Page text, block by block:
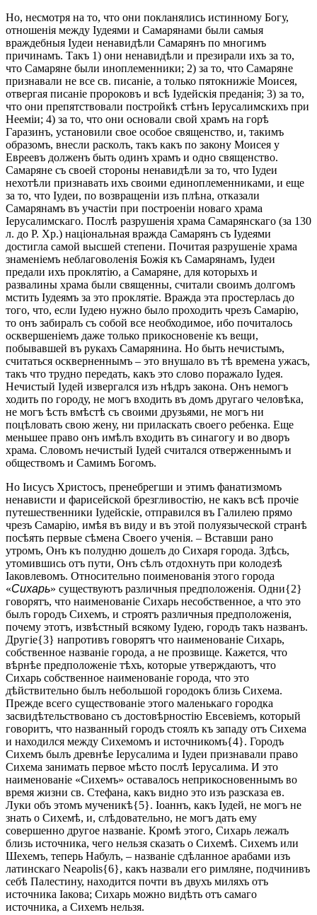
Но, несмотря на то, что они покланялись истинному Богу,
отношенія между Іудеями и Самарянами были самыя
враждебныя Іудеи ненавидѣли Самарянъ по многимъ
причинамъ. Такъ 1) они ненавидѣли и презирали ихъ за то,
что Самаряне были иноплеменники; 2) за то, что Самаряне
признавали не все св. писаніе, а только пятокнижіе Моисея,
отвергая писаніе пророковъ и всѣ Іудейскія преданія; 3) за то,
что они препятствовали постройкѣ стѣнъ Іерусалимскихъ при
Нееміи; 4) за то, что они основали свой храмъ на горѣ
Гаразинъ, установили свое особое священство, и, такимъ
образомъ, внесли расколъ, такъ какъ по закону Моисея у
Евреевъ долженъ быть одинъ храмъ и одно священство.
Самаряне съ своей стороны ненавидѣли за то, что Іудеи
нехотѣли признавать ихъ своими единоплеменниками, и еще
за то, что Іудеи, по возвращеніи изъ плѣна, отказали
Самарянамъ въ участіи при построеніи новаго храма
Іерусалимскаго. Послѣ разрушенія храма Самарянскаго (за 130
л. до Р. Хр.) національная вражда Самарянъ съ Іудеями
достигла самой высшей степени. Почитая разрушеніе храма
знаменіемъ неблаговоленія Божія къ Самарянамъ, Іудеи
предали ихъ проклятію, а Самаряне, для которыхъ и
развалины храма были священны, считали своимъ долгомъ
мстить Іудеямъ за это проклятіе. Вражда эта простерлась до
того, что, если Іудею нужно было проходить чрезъ Самарію,
то онъ забиралъ съ собой все необходимое, ибо почиталось
осквершеніемъ даже только прикосновеніе къ вещи,
побывавшей въ рукахъ Самарянина. Но быть нечистымъ,
считаться оскверненнымъ – это внушало въ тѣ времена ужасъ,
такъ что трудно передать, какъ это слово поражало Іудея.
Нечистый Іудей извергался изъ нѣдръ закона. Онъ немогъ
ходить по городу, не могъ входить въ домъ другаго человѣка,
не могъ ѣсть вмѣстѣ съ своими друзьями, не могъ ни
поцѣловать свою жену, ни приласкать своего ребенка. Еще
меньшее право онъ имѣлъ входить въ синагогу и во дворъ
храма. Словомъ нечистый Іудей считался отверженнымъ и
обществомъ и Самимъ Богомъ.
Но Iисусъ Христосъ, пренебрегши и этимъ фанатизмомъ
ненависти и фарисейской брезгливостію, не какъ всѣ прочіе
путешественники Іудейскіе, отправился въ Галилею прямо
чрезъ Самарію, имѣя въ виду и въ этой полуязыческой странѣ
посѣять первые сѣмена Своего ученія. – Вставши рано
утромъ, Онъ къ полудню дошелъ до Сихаря города. Здѣсь,
утомившись отъ пути, Онъ сѣлъ отдохнуть при колодезѣ
Іаковлевомъ. Относительно поименованія этого города
«Сихарь» существуютъ различныя предположенія. Одни{2}
говорятъ, что наименованіе Сихарь несобственное, а что это
былъ городъ Сихемъ, и строятъ различныя предположенія,
почему этотъ, извѣстный всякому Іудею, городъ такъ названъ.
Другіе{3} напротивъ говорятъ что наименованіе Сихарь,
собственное названіе города, а не прозвище. Кажется, что
вѣрнѣе предположеніе тѣхъ, которые утверждаютъ, что
Сихарь собственное наименованіе города, что это
дѣйствительно былъ небольшой городокъ близь Сихема.
Прежде всего существованіе этого маленькаго городка
засвидѣтельствовано съ достовѣрностію Евсевіемъ, который
говоритъ, что названный городъ стоялъ къ западу отъ Сихема
и находился между Сихемомъ и источникомъ{4}. Городъ
Сихемъ былъ древнѣе Іерусалима и Іудеи признавали право
Сихема занимать первое мѣсто послѣ Іерусалима. И это
наименованіе «Сихемъ» оставалось неприкосновеннымъ во
время жизни св. Стефана, какъ видно это изъ разсказа ев.
Луки объ этомъ мученикѣ{5}. Іоаннъ, какъ Іудей, не могъ не
знать о Сихемѣ, и, слѣдовательно, не могъ дать ему
совершенно другое названіе. Кромѣ этого, Сихарь лежалъ
близь источника, чего нельзя сказать о Сихемѣ. Сихемъ или
Шехемъ, теперь Набулъ, – названіе сдѣланное арабами изъ
латинскаго Neapolis{6}, какъ назвали его римляне, подчинивъ
себѣ Палестину, находится почти въ двухъ миляхъ отъ
источника Іакова; Сихарь можно видѣть отъ самаго
источника, а Сихемъ нельзя.